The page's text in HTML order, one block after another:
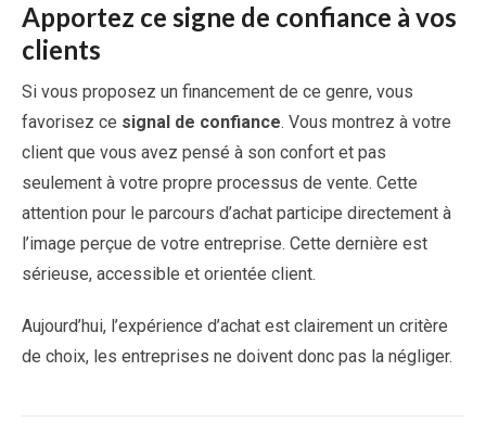
Apportez ce signe de confiance à vos
clients
Si vous proposez un financement de ce genre, vous
favorisez ce signal de confiance. Vous montrez à votre
client que vous avez pensé à son confort et pas
seulement à votre propre processus de vente. Cette
attention pour le parcours d’achat participe directement à
l’image perçue de votre entreprise. Cette dernière est
sérieuse, accessible et orientée client.
Aujourd’hui, l’expérience d’achat est clairement un critère
de choix, les entreprises ne doivent donc pas la négliger.